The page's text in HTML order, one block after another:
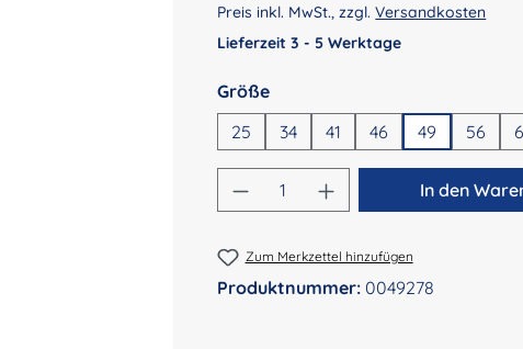
Preis inkl. MwSt., zzgl.Versandkosten
Lieferzeit 3 - 5 Werktage
Größeauswählen
25
34 41 46 49 56
Produkt Anzahl: Gib
In den
Zum Merkzettel hinzufügen
Produktnummer:0049278